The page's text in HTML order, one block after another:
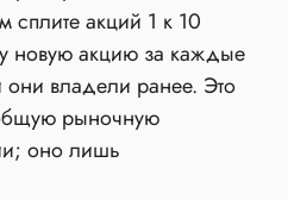
сплите акций 1 к 10
новую акцию за каждые
владели ранее. Это
рыночную
оно лишь